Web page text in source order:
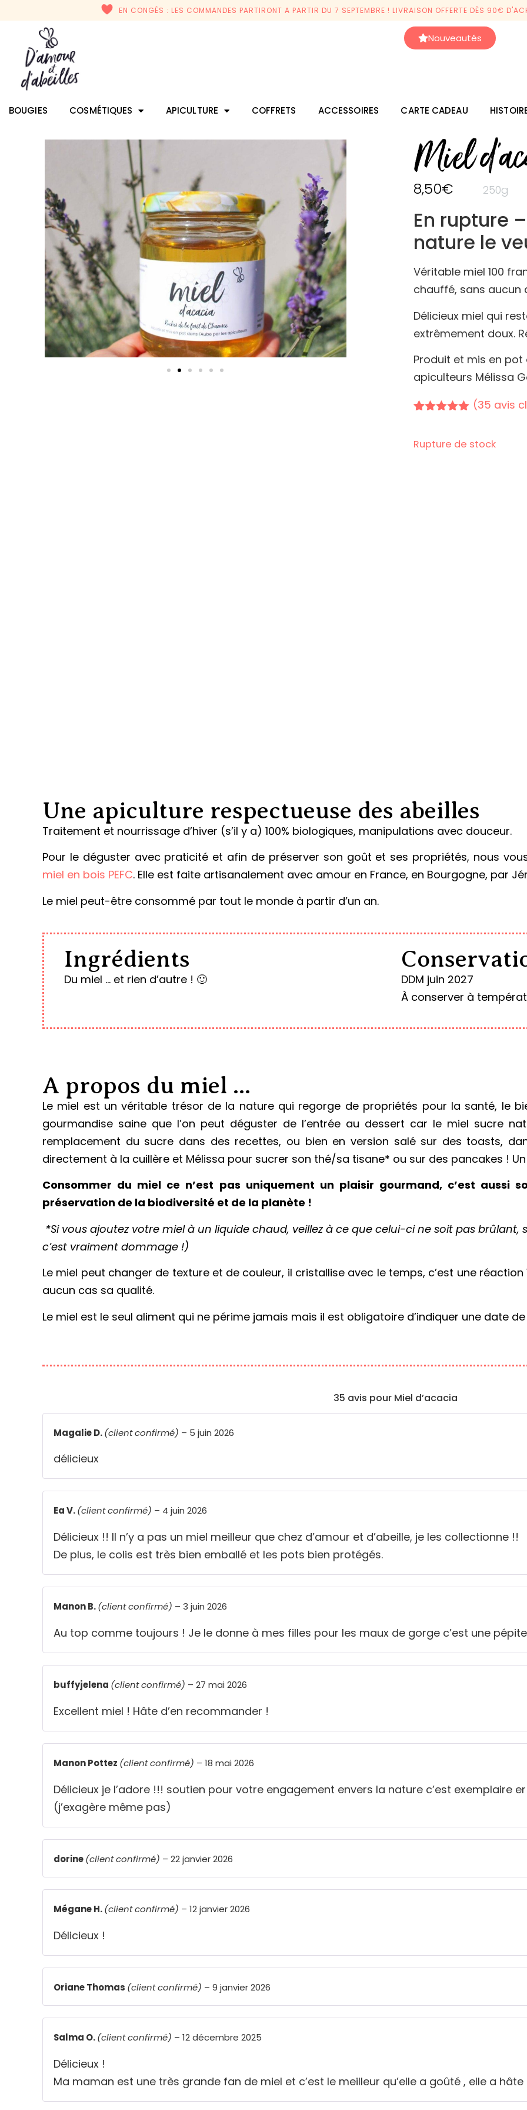
EN CONGÉS : LES COMMANDES PARTIRONT A PARTIR DU 7 SEPTEMBRE ! LIVRAISON OFFERTE DÈS 90€
Nouveautés
BOUGIES COSMÉTIQUES APICULTURE COFFRETS ACCESSOIRES CARTE CADEAU
Miel
8,50€ 250g
En rupture
nature le
Véritable miel 100
chauffé, sans aucun
Délicieux miel qui
extrêmement doux.
Produit et mis en pot
apiculteurs Mélissa
basé sur
notations
(35 avis
Rupture de stock
Une apiculture respectueuse des abeilles
Traitement et nourrissage d’hiver (s’il y a) 100% biologiques, manipulations avec douceur.
Pour le déguster avec praticité et afin de préserver son goût et ses propriétés, nous
miel en bois PEFC. Elle est faite artisanalement avec amour en France, en Bourgogne, par
Le miel peut-être consommé par tout le monde à partir d’un an.
Ingrédients
Du miel … et rien d’autre ! 🙂
DDM juin 2027
À conserver à
A propos du miel ...
Le miel est un véritable trésor de la nature qui regorge de propriétés pour la santé, le
gourmandise saine que l’on peut déguster de l’entrée au dessert car le miel sucre
remplacement du sucre dans des recettes, ou bien en version salé sur des toasts,
directement à la cuillère et Mélissa pour sucrer son thé/sa tisane* ou sur des pancakes !
Consommer du miel ce n’est pas uniquement un plaisir gourmand, c’est aussi
préservation de la biodiversité et de la planète !
*Si vous ajoutez votre miel à un liquide chaud, veillez à ce que celui-ci ne soit pas
c’est vraiment dommage !)
Le miel peut changer de texture et de couleur, il cristallise avec le temps, c’est une réaction
aucun cas sa qualité.
Le miel est le seul aliment qui ne périme jamais mais il est obligatoire d’indiquer une date
35 avis pour Miel d’acacia
Magalie D.(client confirmé) – 5 juin 2026
délicieux
Ea V.(client confirmé) – 4 juin 2026
Délicieux !! Il n’y a pas un miel meilleur que chez d’amour et d’abeille, je les collectionne !!
De plus, le colis est très bien emballé et les pots bien protégés.
Manon B.(client confirmé) – 3 juin 2026
Au top comme toujours ! Je le donne à mes filles pour les maux de gorge c’est une
buffyjelena (client confirmé) – 27 mai 2026
Excellent miel ! Hâte d’en recommander !
Manon Pottez (client confirmé) – 18 mai 2026
Délicieux je l’adore !!! soutien pour votre engagement envers la nature c’est exemplaire
(j’exagère même pas)
dorine(client confirmé) – 22 janvier 2026
Mégane H.(client confirmé) – 12 janvier 2026
Délicieux !
Oriane Thomas (client confirmé) – 9 janvier 2026
Salma O.(client confirmé) – 12 décembre 2025
Délicieux !
Ma maman est une très grande fan de miel et c’est le meilleur qu’elle a goûté , elle a